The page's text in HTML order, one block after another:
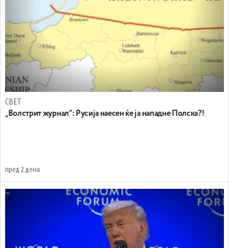
СВЕТ
„Волстрит журнал“: Русија наесен ќе ја нападне Полска?!
пред 2 дена